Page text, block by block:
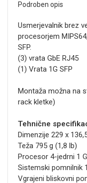
Podroben opis
Usmerjevalnik brez
procesorjem
SFP.
(3) vrata GbE RJ45
(1) Vrata 1G SFP
Montaža možna na
rack kletke)
Tehnične
Dimenzije 229 x
Teža 795 g (1,8 lb)
Procesor 4-jedrni 1
Sistemski pomnilnik
Vgrajeni bliskovni